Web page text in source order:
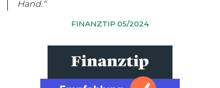
Hand.“
FINANZTIP 05/2024